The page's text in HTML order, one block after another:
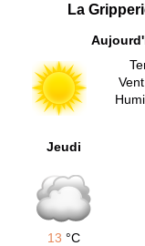
La
Jeudi
13 °C